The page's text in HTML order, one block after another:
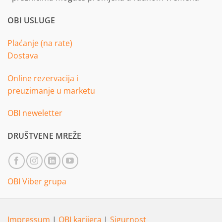
OBI USLUGE
Plaćanje (na rate)
Dostava
Online rezervacija i
preuzimanje u marketu
OBI neweletter
DRUŠTVENE MREŽE
OBI Viber grupa
Impressum | OBI karijera | Sigurnost